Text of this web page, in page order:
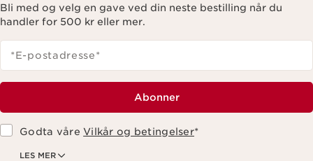
Bli med og velg en gave ved din neste bestilling når du
handler for 500 kr eller mer.
*E-postadresse*
Abonner
Godta våreVilkår og betingelser*
LES MER